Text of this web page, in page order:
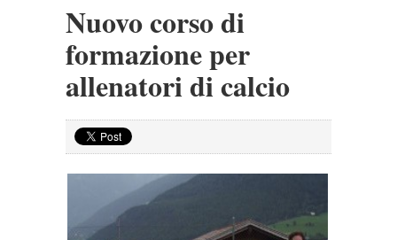
Nuovo corso di
formazione per
allenatori di calcio